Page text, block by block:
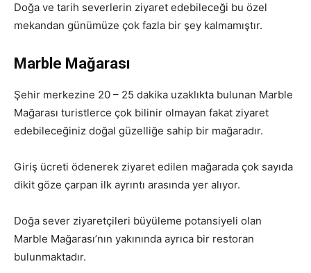
Doğa ve tarih severlerin ziyaret edebileceği bu özel
mekandan günümüze çok fazla bir şey kalmamıştır.
Marble Mağarası
Şehir merkezine 20 – 25 dakika uzaklıkta bulunan Marble
Mağarası turistlerce çok bilinir olmayan fakat ziyaret
edebileceğiniz doğal güzelliğe sahip bir mağaradır.
Giriş ücreti ödenerek ziyaret edilen mağarada çok sayıda
dikit göze çarpan ilk ayrıntı arasında yer alıyor.
Doğa sever ziyaretçileri büyüleme potansiyeli olan
Marble Mağarası’nın yakınında ayrıca bir restoran
bulunmaktadır.